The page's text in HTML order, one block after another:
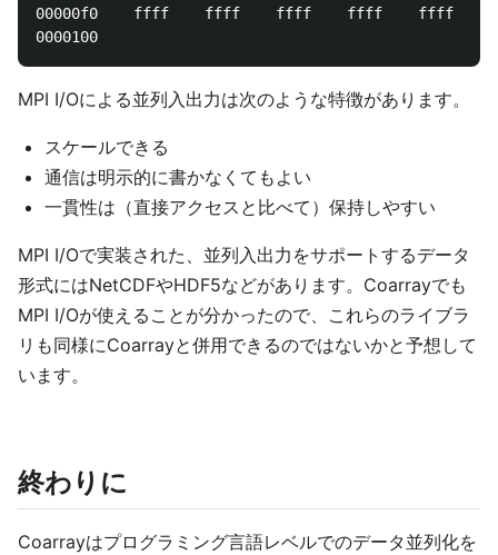
00000f0    ffff    ffff    ffff    ffff    ffff
MPI I/Oによる並列入出力は次のような特徴があります。
スケールできる
通信は明示的に書かなくてもよい
一貫性は（直接アクセスと比べて）保持しやすい
MPI I/Oで実装された、並列入出力をサポートするデータ
形式にはNetCDFやHDF5などがあります。Coarrayでも
MPI I/Oが使えることが分かったので、これらのライブラ
リも同様にCoarrayと併用できるのではないかと予想して
います。
終わりに
Coarrayはプログラミング言語レベルでのデータ並列化を